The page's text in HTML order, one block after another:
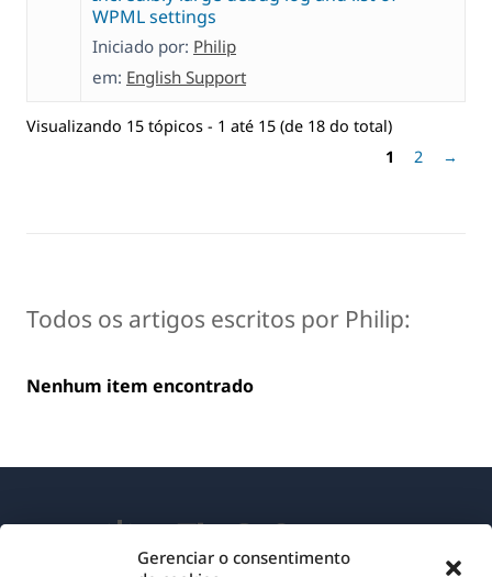
Gerenciar o consentimento
WPML settings
Iniciado por: Philip
em: English Support
Visualizando 15 tópicos - 1 até 15 (de 18 do total)
1
2 →
Todos os artigos escritos por Philip:
Nenhum item encontrado